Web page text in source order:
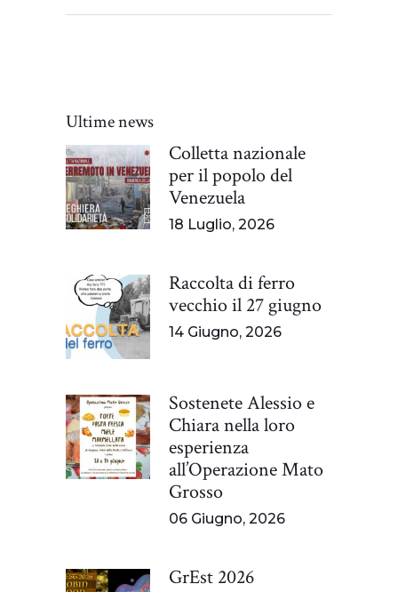
Ultime news
Colletta nazionale
per il popolo del
Venezuela
18 Luglio, 2026
Raccolta di ferro
vecchio il 27 giugno
14 Giugno, 2026
Sostenete Alessio e
Chiara nella loro
esperienza
all’Operazione Mato
Grosso
06 Giugno, 2026
GrEst 2026